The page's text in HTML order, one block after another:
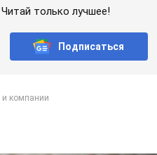
только лучшее!
Подписаться
и компании